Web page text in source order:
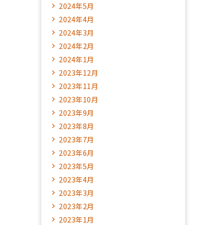
2024年5月
2024年4月
2024年3月
2024年2月
2024年1月
2023年12月
2023年11月
2023年10月
2023年9月
2023年8月
2023年7月
2023年6月
2023年5月
2023年4月
2023年3月
2023年2月
2023年1月